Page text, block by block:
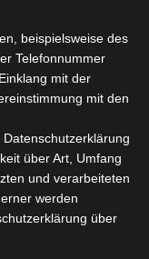
beispielsweise des
Telefonnummer
mit der
mit den
über Art, Umfang
und verarbeiteten
werden
über